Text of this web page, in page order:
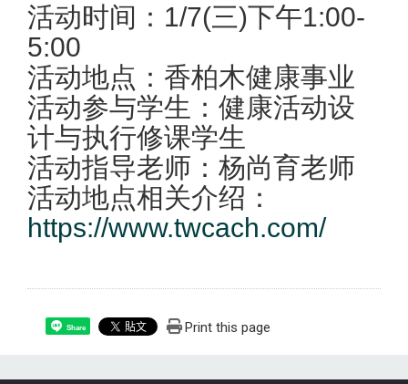
活动时间：1/7(三)下午1:00-
5:00
活动地点：香柏木健康事业
活动参与学生：健康活动设
计与执行修课学生
活动指导老师：杨尚育老师
活动地点相关介绍：
https://www.twcach.com/
Share Print this page